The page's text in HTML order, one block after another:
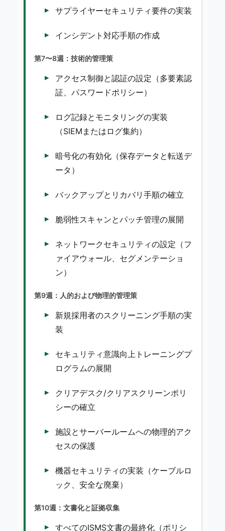
サプライヤーセキュリティ要件の実装
インシデント対応手順の作成
第7〜8週：技術的管理策
アクセス制御と認証の設定（多要素認
証、パスワードポリシー）
ログ記録とモニタリングの実装
（SIEMまたはログ集約）
暗号化の有効化（保存データと転送デ
ータ）
バックアップとリカバリ手順の確立
脆弱性スキャンとパッチ管理の展開
ネットワークセキュリティの設定（フ
ァイアウォール、セグメンテーショ
ン）
第9週：人的および物理的管理策
新規採用者のスクリーニング手順の実
装
セキュリティ意識向上トレーニングプ
ログラムの展開
クリアデスク/クリアスクリーンポリ
シーの確立
施設とサーバールームへの物理的アク
セスの保護
機器セキュリティの実装（ケーブルロ
ック、安全な廃棄）
第10週：文書化と証拠収集
すべてのISMS文書の最終化（ポリシ